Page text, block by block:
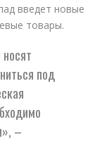
введет новые
товары.
под
–